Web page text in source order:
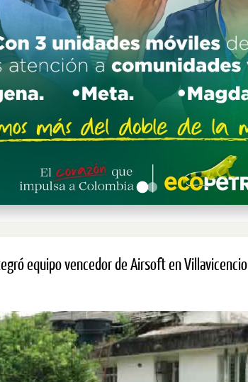
equipo vencedor de Airsoft en Villavicencio